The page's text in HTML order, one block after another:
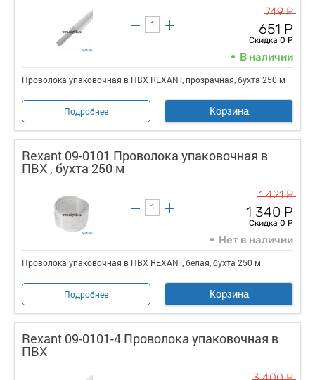
749 Р
651 Р
Скидка 0 Р
В наличии
Проволока упаковочная в ПВХ REXANT, прозрачная, бухта 250 м
Подробнее Корзина
Rexant 09-0101 Проволока упаковочная в
ПВХ , бухта 250 м
1 421 Р
1 340 Р
Скидка 0 Р
Нет в наличии
Проволока упаковочная в ПВХ REXANT, белая, бухта 250 м
Подробнее Корзина
Rexant 09-0101-4 Проволока упаковочная в
ПВХ
3 400 Р